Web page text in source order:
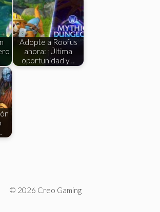
Adopte a Roofus
ahora: ¡Última
oportunidad y…
© 2026 Creo Gaming